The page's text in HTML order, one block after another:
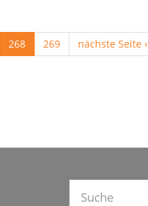
268 269 nächste Seite ›